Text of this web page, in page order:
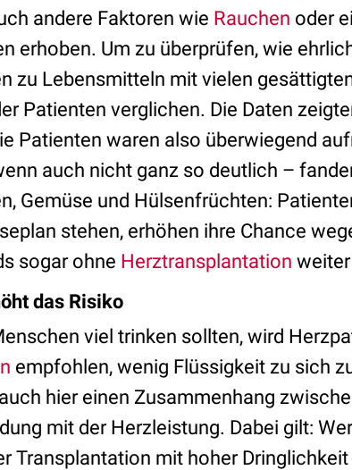
andere Faktoren wie Rauchen oder
erhoben. Um zu überprüfen, wie
zu Lebensmitteln mit vielen
Patienten verglichen. Die Daten
Patienten waren also überwiegend
auch nicht ganz so deutlich –
Gemüse und Hülsenfrüchten:
stehen, erhöhen ihre Chance
sogar ohne Herztransplantation
das Risiko
viel trinken sollten, wird
empfohlen, wenig Flüssigkeit zu sich
hier einen Zusammenhang
mit der Herzleistung. Dabei gilt:
Transplantation mit hoher